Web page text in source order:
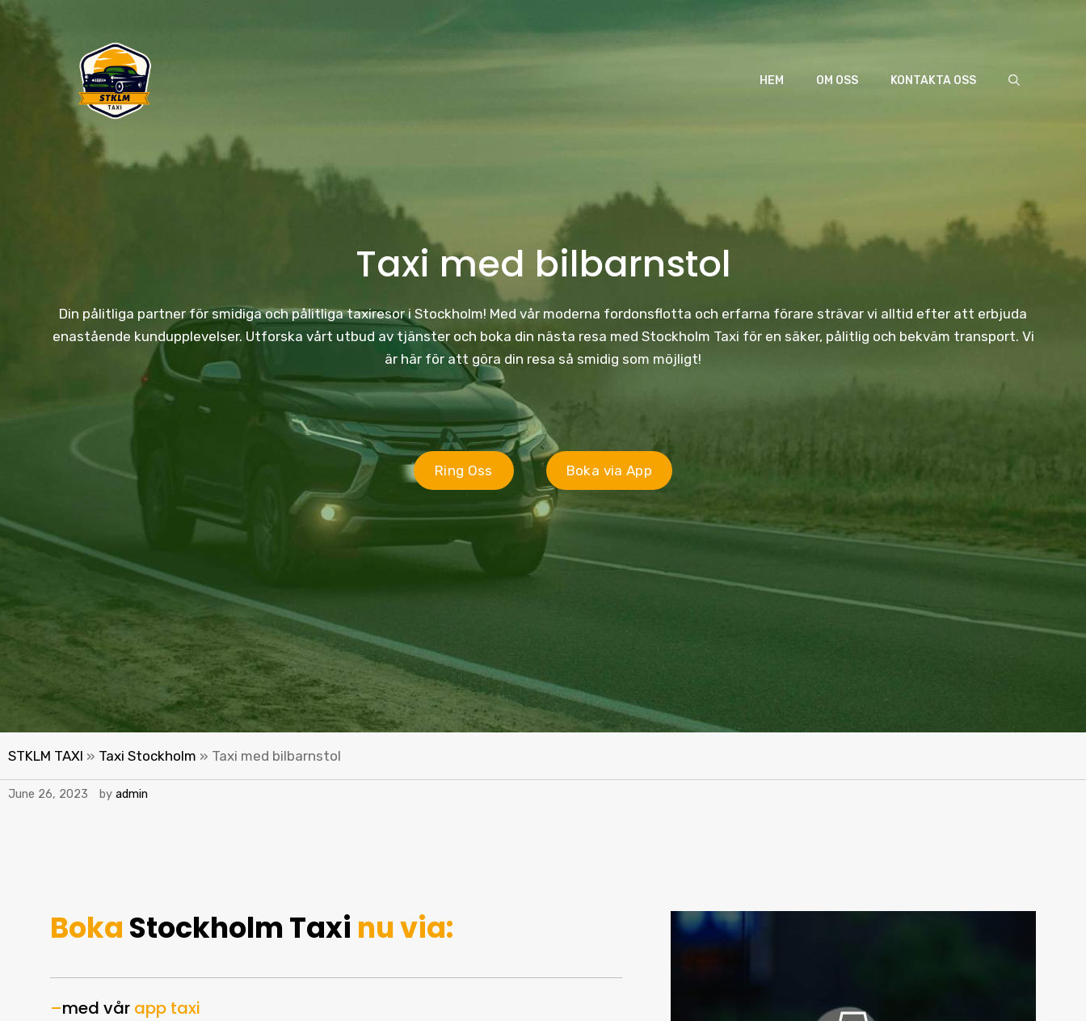
Skip
HEM OM OSS KONTAKTA OSS
Taxi med bilbarnstol
Din pålitliga partner för smidiga och pålitliga taxiresor i Stockholm! Med vår moderna fordonsflotta och erfarna förare strävar vi alltid efter att erbjuda
enastående kundupplevelser. Utforska vårt utbud av tjänster och boka din nästa resa med Stockholm Taxi för en säker, pålitlig och bekväm transport. Vi
är här för att göra din resa så smidig som möjligt!
Ring Oss Boka via App
STKLM TAXI » Taxi Stockholm » Taxi med bilbarnstol
June 26, 2023 by admin
Boka Stockholm Taxi nu via:
–med vår app taxi